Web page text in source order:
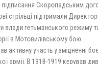
підписання Скоропадським
стрільці підтримали
влади гетьманського режиму
в Мотовилівському бою.
активну участь у зміцненні
армії. В 1918-1919 керував